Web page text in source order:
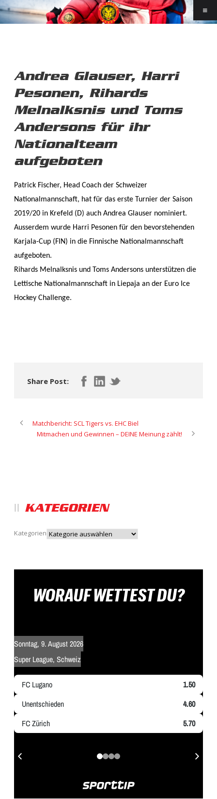
Andrea Glauser, Harri
Pesonen, Rihards
Melnalksnis und Toms
Andersons für ihr
Nationalteam
aufgeboten
Patrick Fischer, Head Coach der Schweizer
Nationalmannschaft, hat für das erste Turnier der Saison
2019/20 in Krefeld (D) auch Andrea Glauser nominiert.
Ausserdem wurde Harri Pesonen für den bevorstehenden
Karjala-Cup (FIN) in die Finnische Nationalmannschaft
aufgeboten.
Rihards Melnalksnis und Toms Andersons unterstützen die
Lettische Nationalmannschaft in Liepaja an der Euro Ice
Hockey Challenge.
Share Post:
Matchbericht: SCL Tigers vs. EHC Biel
Mitmachen und Gewinnen – DEINE Meinung zählt!
KATEGORIEN
Kategorien